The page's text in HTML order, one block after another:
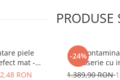
PRODUSE
piele
mat -
Touch
RON
-24%
caroserie cu
reacție - Shiny
1.389,90 RON